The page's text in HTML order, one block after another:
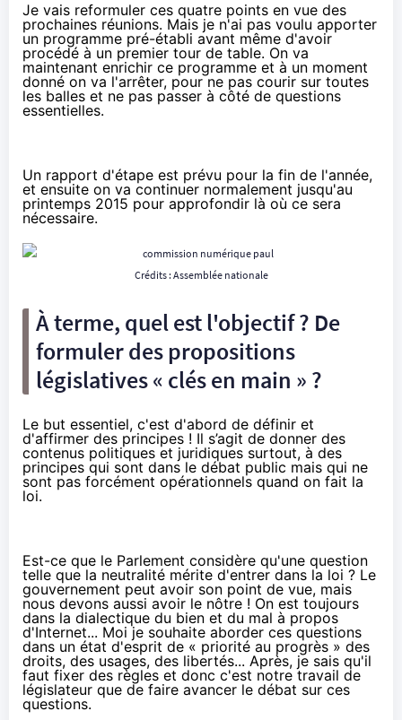
Je vais reformuler ces quatre points en vue des
prochaines réunions. Mais je n'ai pas voulu apporter
un programme pré-établi avant même d'avoir
procédé à un premier tour de table. On va
maintenant enrichir ce programme et à un moment
donné on va l'arrêter, pour ne pas courir sur toutes
les balles et ne pas passer à côté de questions
essentielles.
Un rapport d'étape est prévu pour la fin de l'année,
et ensuite on va continuer normalement jusqu'au
printemps 2015 pour approfondir là où ce sera
nécessaire.
Crédits : Assemblée nationale
À terme, quel est l'objectif ? De
formuler des propositions
législatives « clés en main » ?
Le but essentiel, c'est d'abord de définir et
d'affirmer des principes ! Il s’agit de donner des
contenus politiques et juridiques surtout, à des
principes qui sont dans le débat public mais qui ne
sont pas forcément opérationnels quand on fait la
loi.
Est-ce que le Parlement considère qu'une question
telle que la neutralité mérite d'entrer dans la loi ? Le
gouvernement peut avoir son point de vue, mais
nous devons aussi avoir le nôtre ! On est toujours
dans la dialectique du bien et du mal à propos
d'Internet... Moi je souhaite aborder ces questions
dans un état d'esprit de « priorité au progrès » des
droits, des usages, des libertés... Après, je sais qu'il
faut fixer des règles et donc c'est notre travail de
législateur que de faire avancer le débat sur ces
questions.